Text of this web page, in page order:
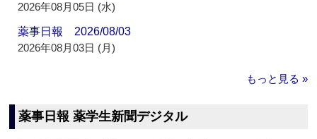
2026年08月05日 (水)
薬事日報 2026/08/03
2026年08月03日 (月)
もっと見る »
薬事日報 薬学生新聞デジタル